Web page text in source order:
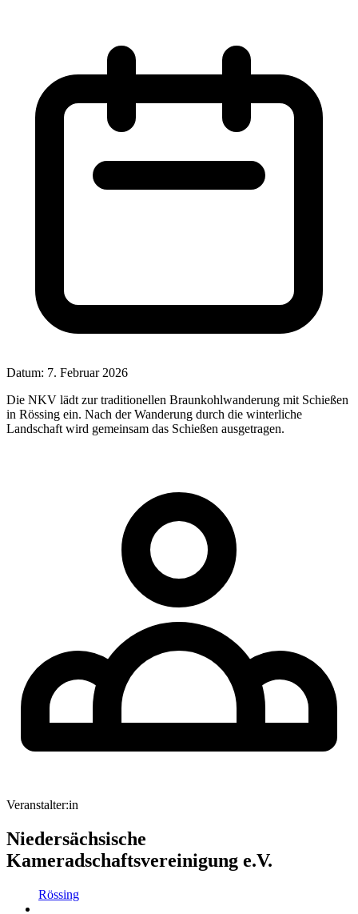
Datum: 7. Februar 2026
Die NKV lädt zur traditionellen Braunkohlwanderung mit Schießen
in Rössing ein. Nach der Wanderung durch die winterliche
Landschaft wird gemeinsam das Schießen ausgetragen.
Veranstalter:in
Niedersächsische
Kameradschaftsvereinigung e.V.
Rössing